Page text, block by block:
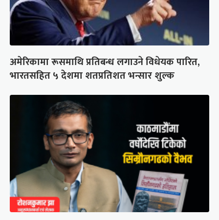
अमेरिकामा रूसमाथि प्रतिबन्ध लगाउने विधेयक पारित,
भारतसहित ५ देशमा शतप्रतिशत भन्सार शुल्क